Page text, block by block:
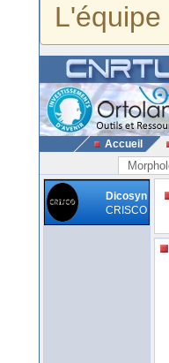
Accueil
Dicosyn
CRISCO